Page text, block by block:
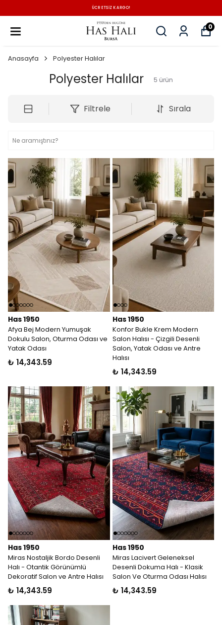
ÜCRETSİZ KARGO!
0
Anasayfa Polyester Halılar
Polyester Halılar 5 ürün
Filtrele Sırala
Has 1950
Afya Bej Modern Yumuşak
Dokulu Salon, Oturma Odası ve
Yatak Odası
₺ 14,343.59
Has 1950
Konfor Bukle Krem Modern
Salon Halısı - Çizgili Desenli
Salon, Yatak Odası ve Antre
Halısı
₺ 14,343.59
Has 1950
Miras Nostaljik Bordo Desenli
Halı - Otantik Görünümlü
Dekoratif Salon ve Antre Halısı
₺ 14,343.59
Has 1950
Miras Lacivert Geleneksel
Desenli Dokuma Halı - Klasik
Salon Ve Oturma Odası Halısı
₺ 14,343.59